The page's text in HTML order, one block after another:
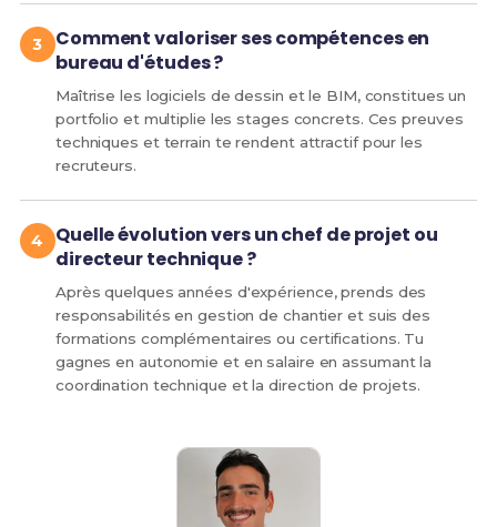
Comment valoriser ses compétences en
bureau d'études ?
Maîtrise les logiciels de dessin et le BIM, constitues un
portfolio et multiplie les stages concrets. Ces preuves
techniques et terrain te rendent attractif pour les
recruteurs.
Quelle évolution vers un chef de projet ou
directeur technique ?
Après quelques années d'expérience, prends des
responsabilités en gestion de chantier et suis des
formations complémentaires ou certifications. Tu
gagnes en autonomie et en salaire en assumant la
coordination technique et la direction de projets.